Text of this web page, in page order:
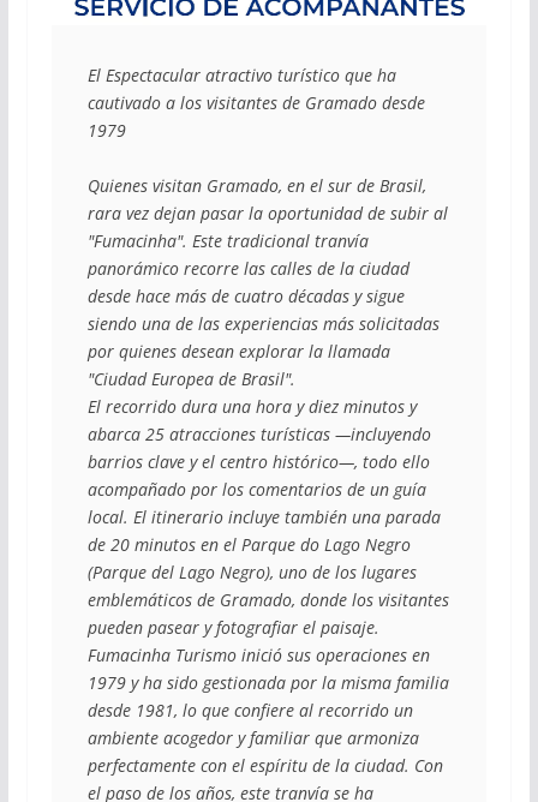
El Espectacular atractivo turístico que ha
cautivado a los visitantes de Gramado desde
1979
Quienes visitan Gramado, en el sur de Brasil,
rara vez dejan pasar la oportunidad de subir al
"Fumacinha". Este tradicional tranvía
panorámico recorre las calles de la ciudad
desde hace más de cuatro décadas y sigue
siendo una de las experiencias más solicitadas
por quienes desean explorar la llamada
"Ciudad Europea de Brasil".
El recorrido dura una hora y diez minutos y
abarca 25 atracciones turísticas —incluyendo
barrios clave y el centro histórico—, todo ello
acompañado por los comentarios de un guía
local. El itinerario incluye también una parada
de 20 minutos en el Parque do Lago Negro
(Parque del Lago Negro), uno de los lugares
emblemáticos de Gramado, donde los visitantes
pueden pasear y fotografiar el paisaje.
Fumacinha Turismo inició sus operaciones en
1979 y ha sido gestionada por la misma familia
desde 1981, lo que confiere al recorrido un
ambiente acogedor y familiar que armoniza
perfectamente con el espíritu de la ciudad. Con
el paso de los años, este tranvía se ha